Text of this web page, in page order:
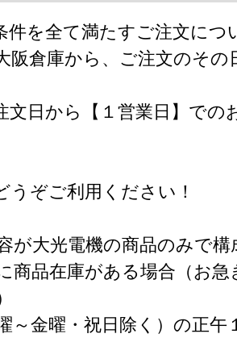
を全て満たすご注文につ
阪倉庫から、ご注文のそ
文日から【１営業日】での
うぞご利用ください！
大光電機の商品のみで構
品在庫がある場合（お急
金曜・祝日除く）の正午